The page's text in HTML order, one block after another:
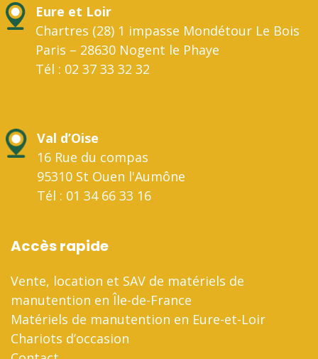
Eure et Loir
Chartres (28) 1 impasse Mondétour Le Bois
Paris – 28630 Nogent le Phaye
Tél : 02 37 33 32 32
Val d’Oise
16 Rue du compas
95310 St Ouen l'Aumône
Tél : 01 34 66 33 16
Accès rapide
Vente, location et SAV de matériels de
manutention en Île-de-France
Matériels de manutention en Eure-et-Loir
Chariots d’occasion